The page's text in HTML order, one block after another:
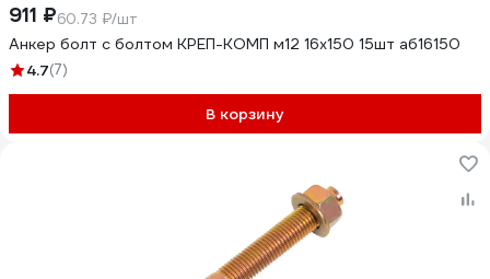
911 ₽60.73 ₽/шт
Анкер болт с болтом КРЕП-КОМП м12 16х150 15шт аб16150
4.7(7)
В корзину